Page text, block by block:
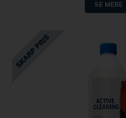
SE MERE